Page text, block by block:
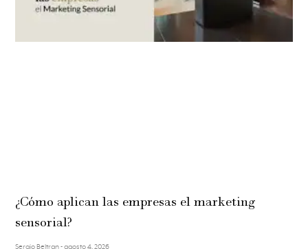
¿Cómo aplican las empresas el marketing
sensorial?
Sergio Beltran agosto 4, 2026